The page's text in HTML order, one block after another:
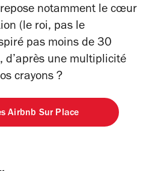
notamment le cœur
(le roi, pas le
pas moins de 30
d’après une multiplicité
crayons ?
Airbnb Sur Place